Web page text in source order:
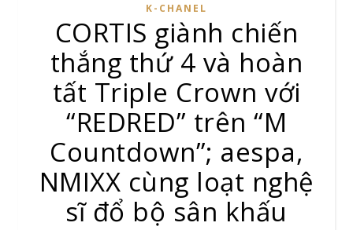
K-CHANEL
CORTIS giành chiến
thắng thứ 4 và hoàn
tất Triple Crown với
“REDRED” trên “M
Countdown”; aespa,
NMIXX cùng loạt nghệ
sĩ đổ bộ sân khấu